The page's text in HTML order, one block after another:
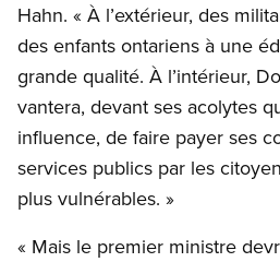
Hahn. « À l’extérieur, des
des enfants ontariens à une
grande qualité. À l’intérieur,
vantera, devant ses acolytes
influence, de faire payer ses
services publics par les
plus vulnérables. »
« Mais le premier ministre